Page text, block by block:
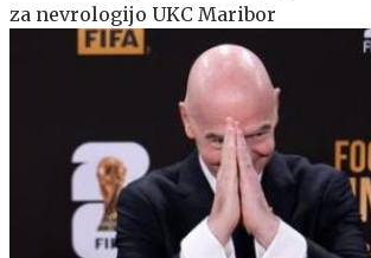
za nevrologijo UKC Maribor